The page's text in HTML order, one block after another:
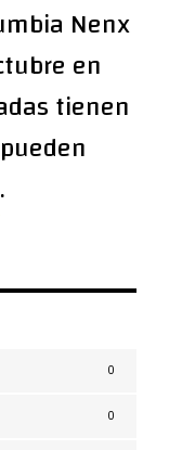
Nenx
en
tienen
.
0
0